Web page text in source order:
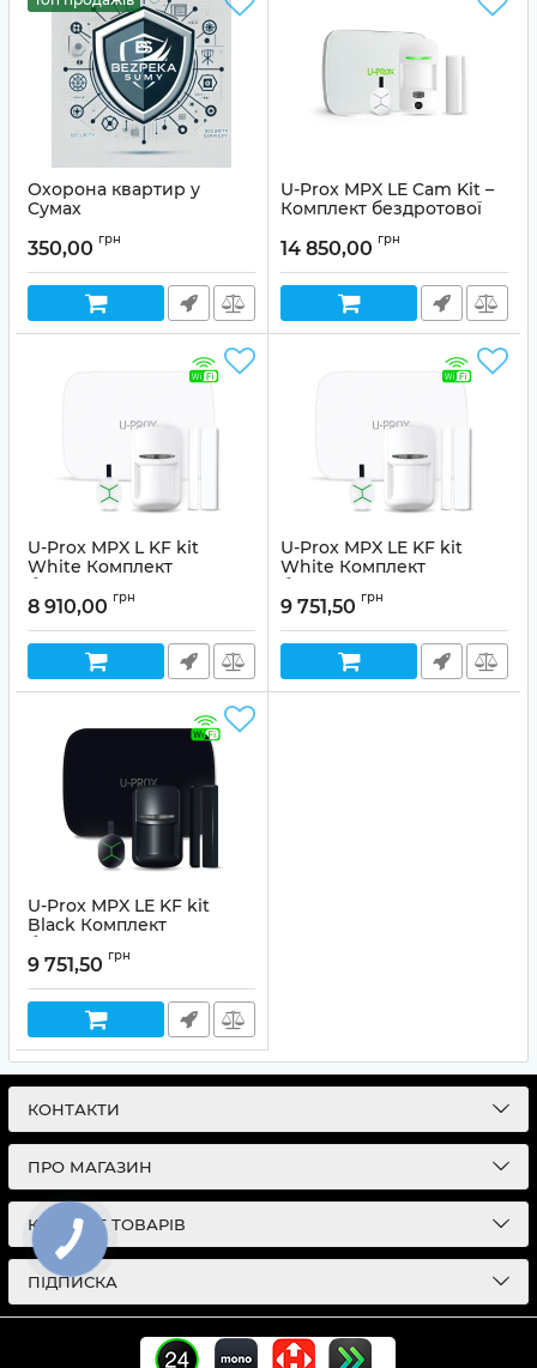
Охорона квартир у
Сумах
350,00 грн
U-Prox MPX LE Cam Kit –
Комплект бездротової
14 850,00 грн
U-Prox MPX L KF kit
White Комплект
бездротової охоронної
сигналізації
Артикул: 99-00017835
8 910,00 грн
U-Prox MPX LE KF kit
White Комплект
бездротової охоронної
сигналізації
Артикул: 99-00017837
9 751,50 грн
U-Prox MPX LE KF kit
Black Комплект
бездротової охоронної
сигналізації
9 751,50 грн
КОНТАКТИ
ПРО МАГАЗИН
КАТАЛОГ ТОВАРІВ
ПІДПИСКА